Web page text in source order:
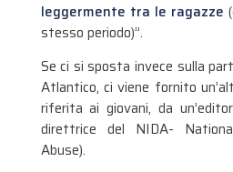
leggermente tra le ragazze
stesso periodo)”.
Se ci si sposta invece sulla
Atlantico, ci viene fornito
riferita ai giovani, da
direttrice del NIDA-
Abuse).